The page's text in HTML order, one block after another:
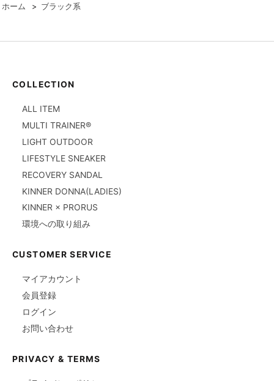
ホーム > ブラック系
COLLECTION
ALL ITEM
MULTI TRAINER®
LIGHT OUTDOOR
LIFESTYLE SNEAKER
RECOVERY SANDAL
KINNER DONNA(LADIES)
KINNER × PRORUS
環境への取り組み
CUSTOMER SERVICE
マイアカウント
会員登録
ログイン
お問い合わせ
PRIVACY & TERMS